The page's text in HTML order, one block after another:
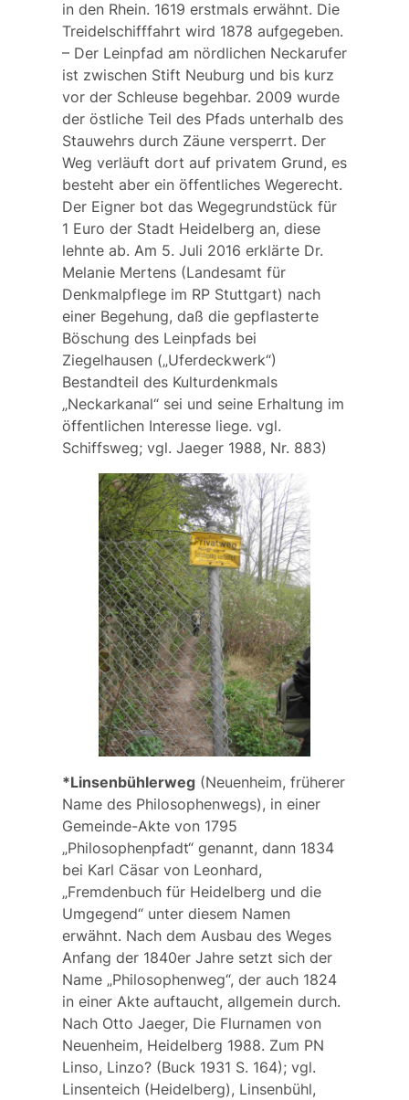
in den Rhein. 1619 erstmals erwähnt. Die
Treidelschifffahrt wird 1878 aufgegeben.
– Der Leinpfad am nördlichen Neckarufer
ist zwischen Stift Neuburg und bis kurz
vor der Schleuse begehbar. 2009 wurde
der östliche Teil des Pfads unterhalb des
Stauwehrs durch Zäune versperrt. Der
Weg verläuft dort auf privatem Grund, es
besteht aber ein öffentliches Wegerecht.
Der Eigner bot das Wegegrundstück für
1 Euro der Stadt Heidelberg an, diese
lehnte ab. Am 5. Juli 2016 erklärte Dr.
Melanie Mertens (Landesamt für
Denkmalpflege im RP Stuttgart) nach
einer Begehung, daß die gepflasterte
Böschung des Leinpfads bei
Ziegelhausen („Uferdeckwerk“)
Bestandteil des Kulturdenkmals
„Neckarkanal“ sei und seine Erhaltung im
öffentlichen Interesse liege. vgl.
Schiffsweg;vgl. Jaeger 1988, Nr. 883)
*Linsenbühlerweg(Neuenheim, früherer
Name des Philosophenwegs), in einer
Gemeinde-Akte von 1795
„Philosophenpfadt“genannt, dann 1834
bei Karl Cäsar von Leonhard,
„Fremdenbuch für Heidelberg und die
Umgegend“ unter diesem Namen
erwähnt. Nach dem Ausbau des Weges
Anfang der 1840er Jahre setzt sich der
Name „Philosophenweg“, der auch 1824
in einer Akte auftaucht, allgemein durch.
Nach Otto Jaeger, Die Flurnamen von
Neuenheim, Heidelberg 1988. Zum PN
Linso, Linzo?(Buck 1931 S. 164); vgl.
Linsenteich (Heidelberg), Linsenbühl,